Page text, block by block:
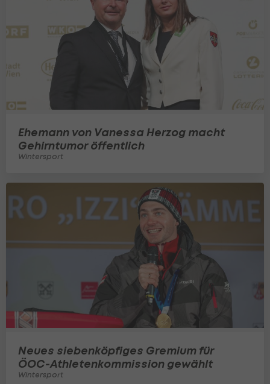
Ehemann von Vanessa Herzog macht
Gehirntumor öffentlich
Wintersport
Neues siebenköpfiges Gremium für
ÖOC-Athletenkommission gewählt
Wintersport